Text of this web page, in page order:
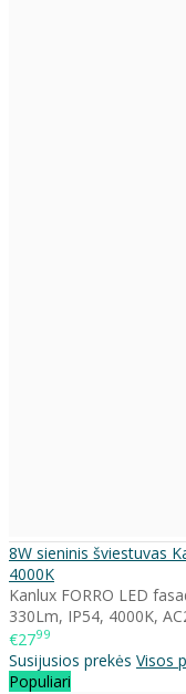
8W sieninis šviestuvas
4000K
Kanlux FORRO LED
330Lm, IP54, 4000K,
€2799
Susijusios prekės Visos
Populiari